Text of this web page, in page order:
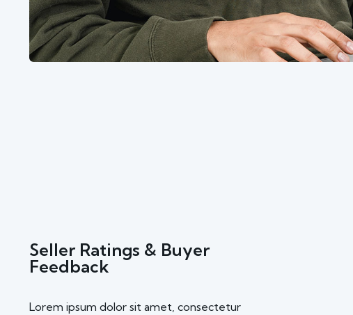
Seller Ratings & Buyer
Feedback
Lorem ipsum dolor sit amet, consectetur